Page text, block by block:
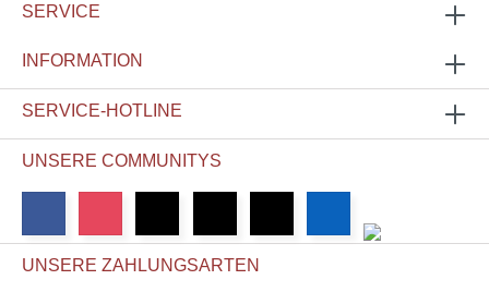
SERVICE
INFORMATION
SERVICE-HOTLINE
UNSERE COMMUNITYS
UNSERE ZAHLUNGSARTEN